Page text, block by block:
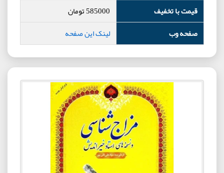
قیمت با تخفیف
585000تومان
صفحه وب
لینک این صفحه